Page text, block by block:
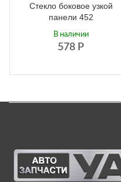
Стекло боковое узкой
панели 452
578 Р
В наличии